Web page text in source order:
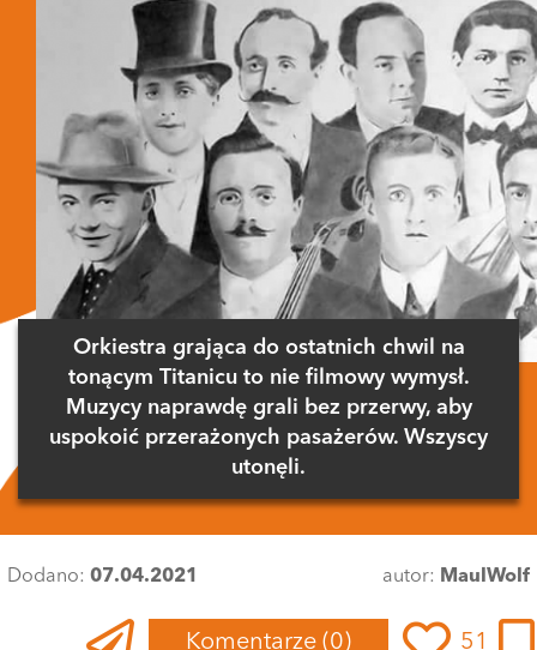
Orkiestra grająca do ostatnich chwil na
tonącym Titanicu to nie filmowy wymysł.
Muzycy naprawdę grali bez przerwy, aby
uspokoić przerażonych pasażerów. Wszyscy
utonęli.
Dodano: 07.04.2021 autor: MaulWolf
Komentarze (0) 51